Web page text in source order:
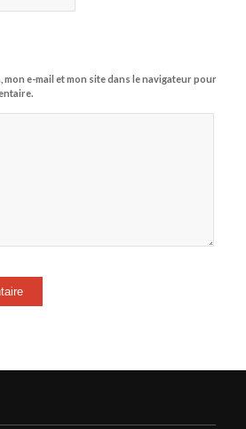
mon e-mail et mon site dans le navigateur pour